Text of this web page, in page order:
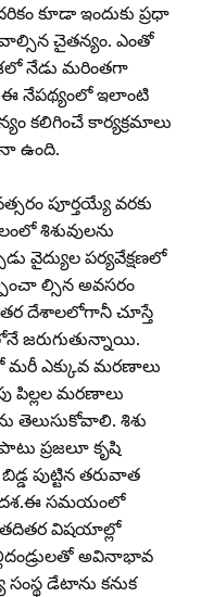
కూడా ఇందుకు ప్రధా
చైతన్యం. ఎంతో
నేడు మరింతగా
ఈ నేపథ్యంలో ఇలాంటి
కలిగించే కార్యక్రమాలు
ఉంది.
పూర్తయ్యే వరకు
శిశువులను
వైద్యుల పర్యవేక్షణలో
ల్సిన అవసరం
దేశాలలోగానీ చూస్తే
జరుగుతున్నాయి.
మరీ ఎక్కువ మరణాలు
మరణాలు
తెలుసుకోవాలి. శిశు
ప్రజలూ కృషి
పుట్టిన తరువాత
దశ.ఈ సమయంలో
తదితర విషయాల్లో
అవినాభావ
సంస్థ డేటాను కనుక